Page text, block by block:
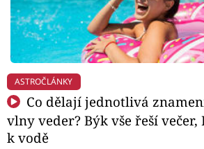
ASTROČLÁNKY
Co dělají jednotlivá
vlny veder? Býk vše řeší
k vodě